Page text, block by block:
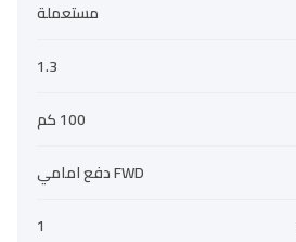
مستعملة
1.3
100 كم
FWD دفع امامي
1